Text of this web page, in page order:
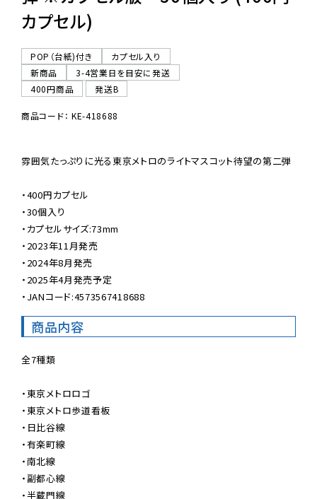
カプセル)
POP（台紙)付き
カプセル入り
新商品
3-4営業日を目安に発送
400円商品
発送B
商品コード： KE-418688
雰囲気たっぷりに光る東京メトロのライトマスコット待望の第二弾
・400円カプセル
・30個入り
・カプセルサイズ:73mm
・2023年11月発売
・2024年8月発売
・2025年4月発売予定
・JANコード:4573567418688
商品内容
全7種類
・東京メトロロゴ
・東京メトロ歩道看板
・日比谷線
・有楽町線
・南北線
・副都心線
・半蔵門線